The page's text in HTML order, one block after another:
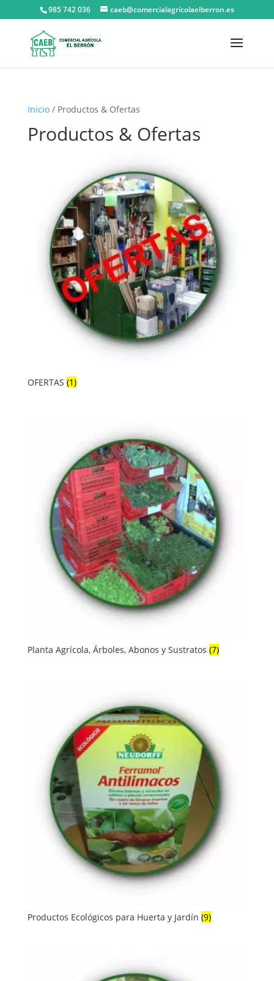
985 742 036 caeb@comercialagricolaelberron.es
Inicio/ Productos & Ofertas
Productos & Ofertas
OFERTAS (1)
Planta Agrícola, Árboles, Abonos y Sustratos (7)
Productos Ecológicos para Huerta y Jardín (9)